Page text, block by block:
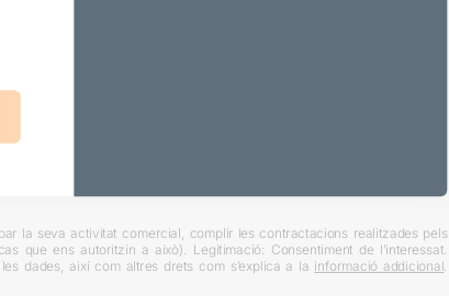
la seva activitat comercial, complir les contractacions realitzades pels
que ens autoritzin a això). Legitimació: Consentiment de l’interessat.
dades, així com altres drets com s’explica a la informació addicional